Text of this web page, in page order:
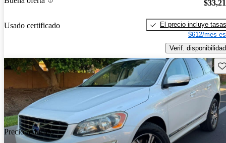
Usado certificado
El precio incluye tasas
$612/mes
Verif. disponibilidad
Precio reducido